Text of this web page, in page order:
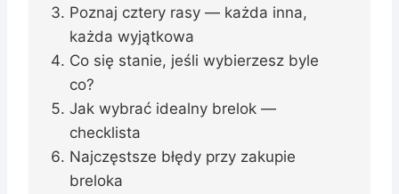
Poznaj cztery rasy — każda inna,
każda wyjątkowa
Co się stanie, jeśli wybierzesz byle
co?
Jak wybrać idealny brelok —
checklista
Najczęstsze błędy przy zakupie
breloka